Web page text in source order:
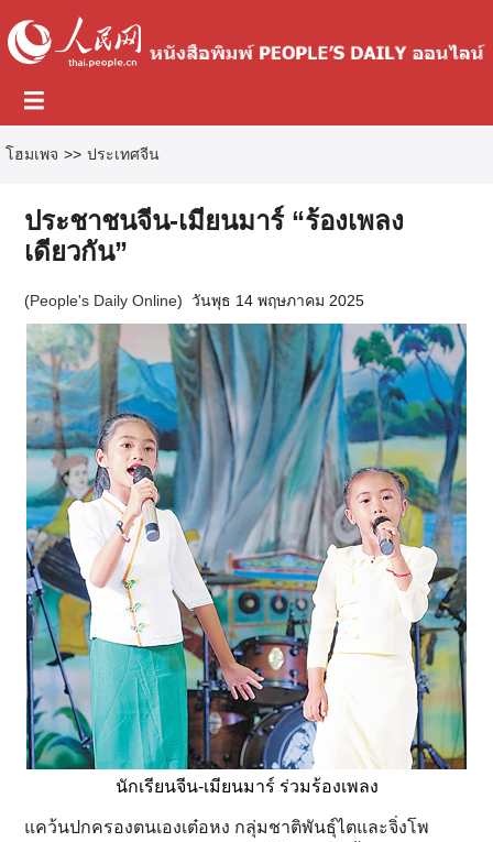
โฮมเพจ >> ประเทศจีน
ประชาชนจีน-เมียนมาร์ “ร้องเพลง
เดียวกัน”
(People's Daily Online) วันพุธ 14 พฤษภาคม 2025
นักเรียนจีน-เมียนมาร์ ร่วมร้องเพลง
แคว้นปกครองตนเองเต๋อหง กลุ่มชาติพันธุ์ไตและจิ่งโพ